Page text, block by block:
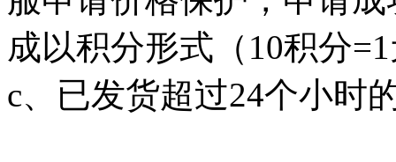
成以积分形式（10积分
c、已发货超过24个小时